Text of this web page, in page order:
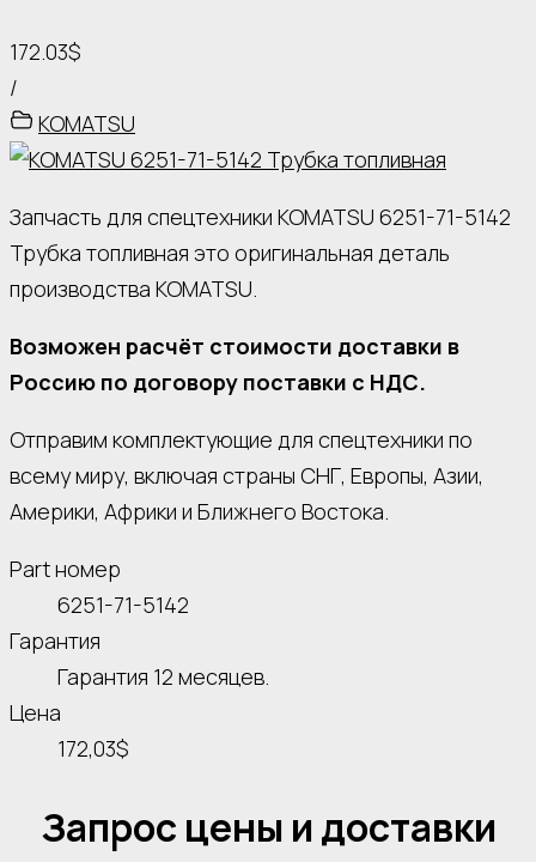
172.03$
/
KOMATSU
Запчасть для спецтехники KOMATSU 6251-71-5142
Трубка топливная это оригинальная деталь
производства KOMATSU.
Возможен расчёт стоимости доставки в
Россию по договору поставки с НДС.
Отправим комплектующие для спецтехники по
всему миру, включая страны СНГ, Европы, Азии,
Америки, Африки и Ближнего Востока.
Part номер
6251-71-5142
Гарантия
Гарантия 12 месяцев.
Цена
172,03$
Запрос цены и доставки